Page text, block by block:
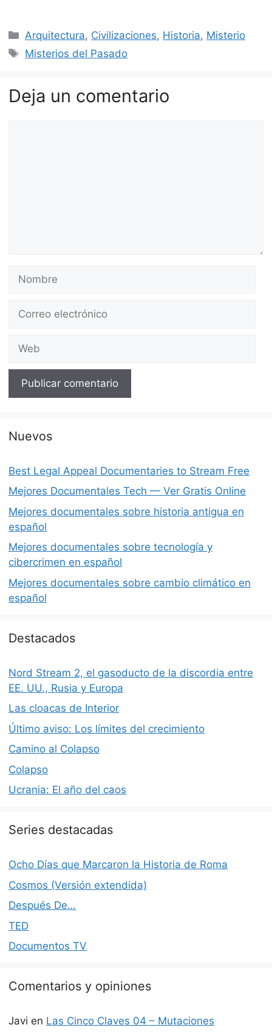
Categorías
Arquitectura, Civilizaciones, Historia, Misterio
Etiquetas
Misterios del Pasado
Deja un comentario
electrónico
Nuevos
Best Legal Appeal Documentaries to Stream Free
Mejores Documentales Tech — Ver Gratis Online
Mejores documentales sobre historia antigua en
español
Mejores documentales sobre tecnología y
cibercrimen en español
Mejores documentales sobre cambio climático en
español
Destacados
Nord Stream 2, el gasoducto de la discordia entre
EE. UU., Rusia y Europa
Las cloacas de Interior
Último aviso: Los límites del crecimiento
Camino al Colapso
Colapso
Ucrania: El año del caos
Series destacadas
Ocho Días que Marcaron la Historia de Roma
Cosmos (Versión extendida)
Después De…
TED
Documentos TV
Comentarios y opiniones
Javi en Las Cinco Claves 04 – Mutaciones